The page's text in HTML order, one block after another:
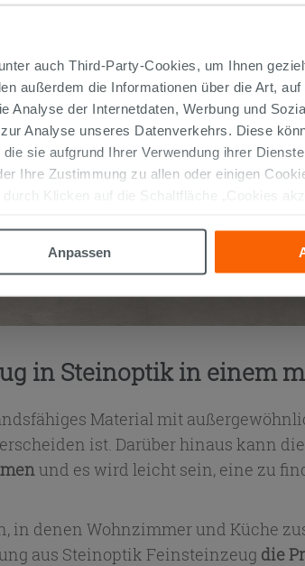
auch Third-Party-Cookies, um Ihnen
außerdem die Informationen über die Art,
Analyse der Internetdaten, Werbung und
Analyse unseres Datenverkehrs. Diese
sie aufgrund Ihrer Verwendung ihrer
Ihre Zustimmung zu allen oder einigen
Klicken auf die Schaltfläche „Cookies
Anpassen
in Steinoptik in einem
Material mit
ist. Darüber hinaus kann
und es wird leicht sein, eine zu
in denen Wohnzimmer und Küche
aus Steinoptik Feinsteinzeug die